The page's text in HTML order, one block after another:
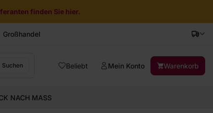
finden Sie hier.
Großhandel
Suchen Beliebt Mein Konto Warenkorb
NACH MASS